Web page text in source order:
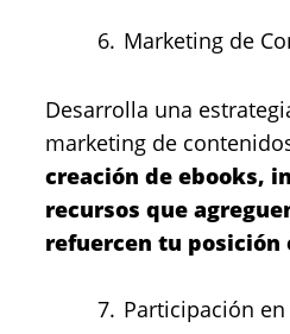
Marketing de
Desarrolla una
marketing de
creación de ebooks,
recursos que
refuercen tu posición
Participación